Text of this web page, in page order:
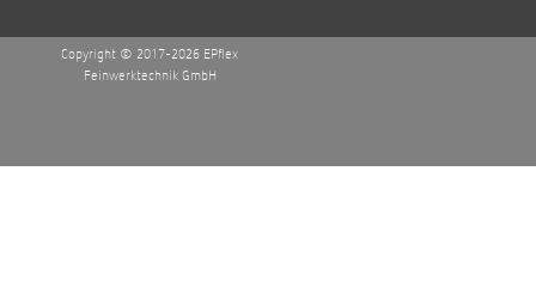
Copyright © 2017-2026 EPflex
Feinwerktechnik GmbH